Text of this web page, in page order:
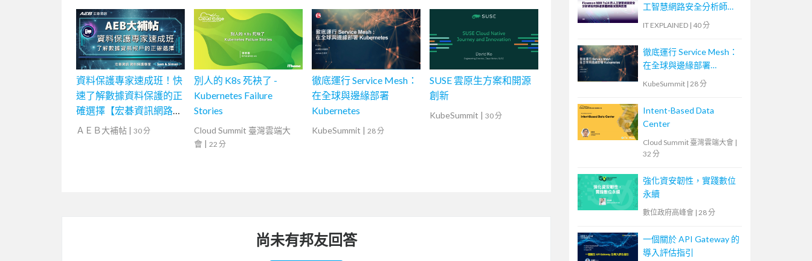
資料保護專家速成班！快
速了解數據資料保護的正
確選擇【宏碁資訊網路學
堂】
ＡＥＢ大補帖 | 30 分
別人的 K8s 死袂了 -
Kubernetes Failure
Stories
Cloud Summit 臺灣雲端大
會 | 22 分
徹底運行 Service Mesh：
在全球與邊緣部署
Kubernetes
KubeSummit | 28 分
SUSE 雲原生方案和開源
創新
KubeSummit | 30 分
尚未有邦友回答
工智慧網路安全分析師如
何快速掌握網路偵測與回
IT EXPLAINED | 40 分
徹底運行 Service Mesh：
在全球與邊緣部署
KubeSummit | 28 分
Intent-Based Data
Center
Cloud Summit 臺灣雲端大會 |
32 分
強化資安韌性，實踐數位
永續
數位政府高峰會 | 28 分
一個關於 API Gateway 的
導入評估指引